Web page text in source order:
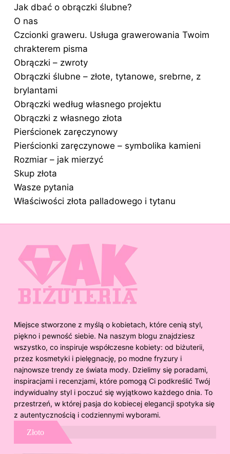
Jak dbać o obrączki ślubne?
O nas
Czcionki graweru. Usługa grawerowania Twoim
chrakterem pisma
Obrączki – zwroty
Obrączki ślubne – złote, tytanowe, srebrne, z
brylantami
Obrączki według własnego projektu
Obrączki z własnego złota
Pierścionek zaręczynowy
Pierścionki zaręczynowe – symbolika kamieni
Rozmiar – jak mierzyć
Skup złota
Wasze pytania
Właściwości złota palladowego i tytanu
Miejsce stworzone z myślą o kobietach, które cenią styl,
piękno i pewność siebie. Na naszym blogu znajdziesz
wszystko, co inspiruje współczesne kobiety: od biżuterii,
przez kosmetyki i pielęgnację, po modne fryzury i
najnowsze trendy ze świata mody. Dzielimy się poradami,
inspiracjami i recenzjami, które pomogą Ci podkreślić Twój
indywidualny styl i poczuć się wyjątkowo każdego dnia. To
przestrzeń, w której pasja do kobiecej elegancji spotyka się
z autentycznością i codziennymi wyborami.
Złoto